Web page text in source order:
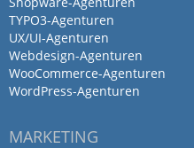
freuen uns, auch
Leistungs-Verhältnis,
Kontakt, schnelle und
TYPO3-Agenturen
UX/UI-Agenturen
Webdesign-Agenturen
WooCommerce-Agenturen
WordPress-Agenturen
MARKETING